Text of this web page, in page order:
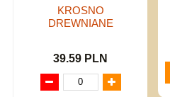
KROSNO
DREWNIANE
39.59 PLN